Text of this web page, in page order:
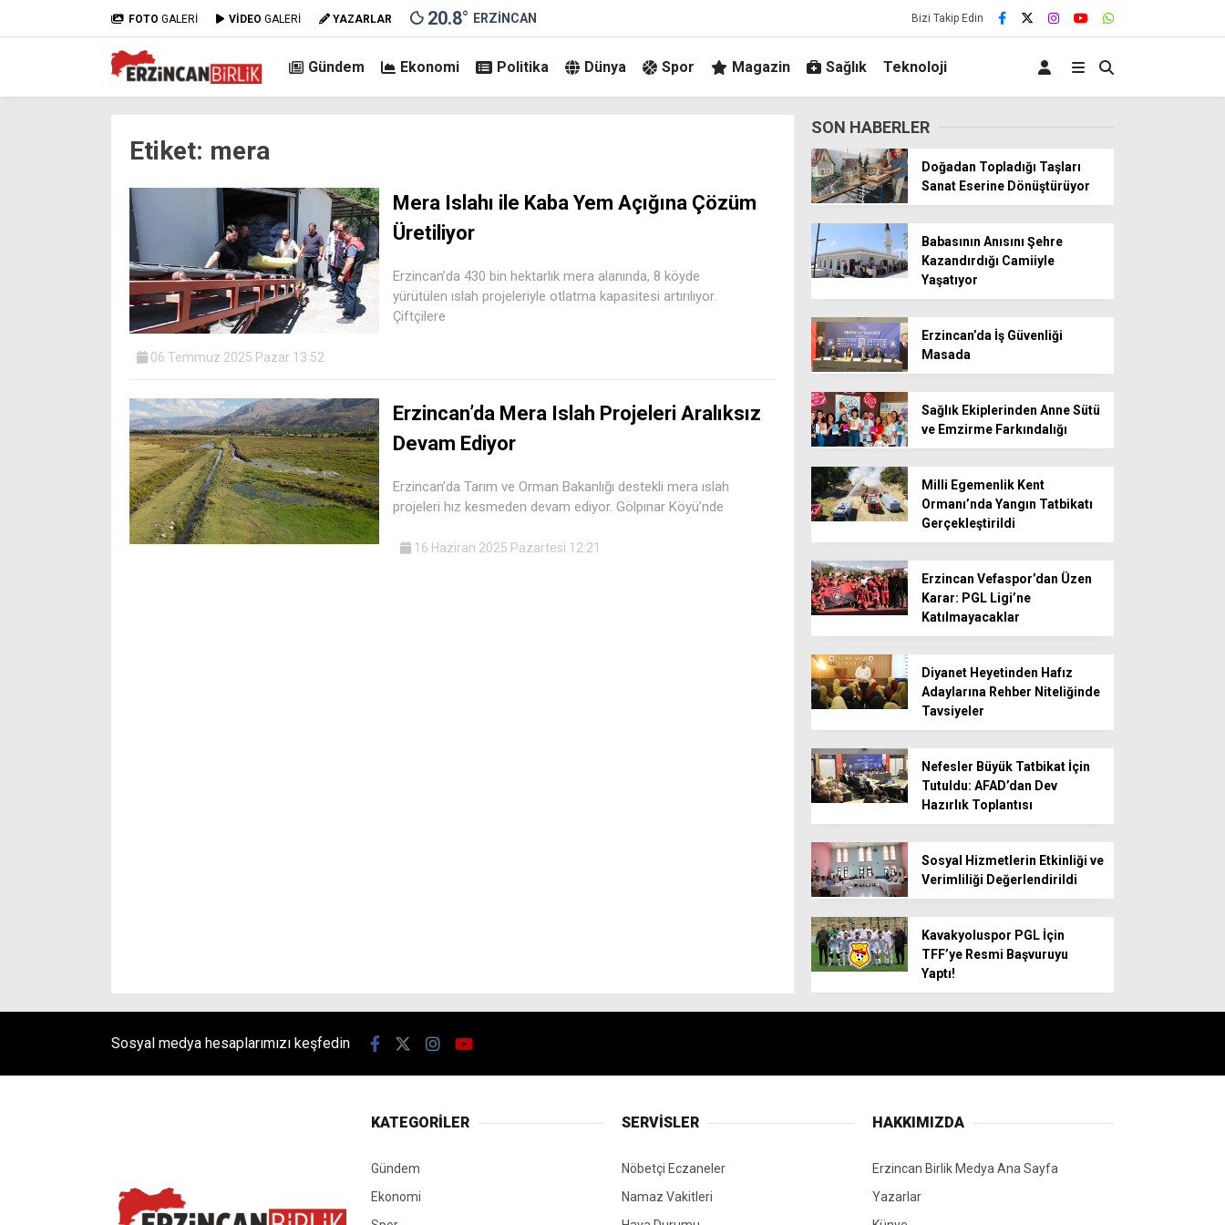
FOTO GALERİ VİDEO GALERİ YAZARLAR 20.8° ERZINCAN Bizi Takip Edin
Gündem Ekonomi Politika Dünya Spor Magazin Sağlık Teknoloji
Etiket: mera
Mera Islahı ile Kaba Yem Açığına Çözüm
Üretiliyor
Erzincan’da 430 bin hektarlık mera alanında, 8 köyde
yürütülen ıslah projeleriyle otlatma kapasitesi artırılıyor.
Çiftçilere
06 Temmuz 2025 Pazar 13:52
Erzincan’da Mera Islah Projeleri Aralıksız
Devam Ediyor
Erzincan’da Tarım ve Orman Bakanlığı destekli mera ıslah
projeleri hız kesmeden devam ediyor. Gölpınar Köyü’nde
16 Haziran 2025 Pazartesi 12:21
SON HABERLER
Doğadan Topladığı Taşları
Sanat Eserine Dönüştürüyor
Babasının Anısını Şehre
Kazandırdığı Camiiyle
Yaşatıyor
Erzincan’da İş Güvenliği
Masada
Sağlık Ekiplerinden Anne Sütü
ve Emzirme Farkındalığı
Milli Egemenlik Kent
Ormanı’nda Yangın Tatbikatı
Gerçekleştirildi
Erzincan Vefaspor’dan Üzen
Karar: PGL Ligi’ne
Katılmayacaklar
Diyanet Heyetinden Hafız
Adaylarına Rehber Niteliğinde
Tavsiyeler
Nefesler Büyük Tatbikat İçin
Tutuldu: AFAD’dan Dev
Hazırlık Toplantısı
Sosyal Hizmetlerin Etkinliği ve
Verimliliği Değerlendirildi
Kavakyoluspor PGL İçin
TFF’ye Resmi Başvuruyu
Yaptı!
Sosyal medya hesaplarımızı keşfedin
KATEGORİLER
Gündem
Ekonomi
SERVİSLER
Nöbetçi Eczaneler
Namaz Vakitleri
HAKKIMIZDA
Erzincan Birlik Medya Ana Sayfa
Yazarlar